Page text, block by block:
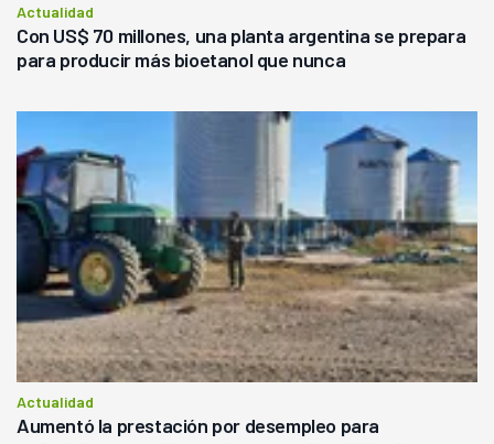
Actualidad
Con US$ 70 millones, una planta argentina se prepara
para producir más bioetanol que nunca
Actualidad
Aumentó la prestación por desempleo para